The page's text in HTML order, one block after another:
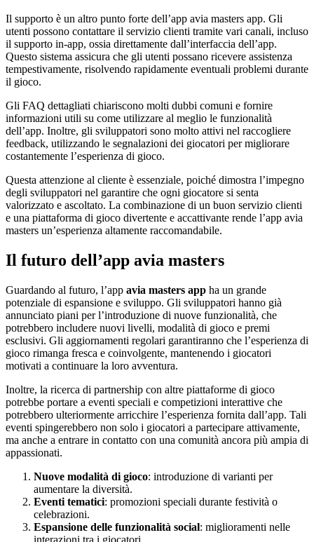
Il supporto è un altro punto forte dell’app avia masters app. Gli
utenti possono contattare il servizio clienti tramite vari canali, incluso
il supporto in-app, ossia direttamente dall’interfaccia dell’app.
Questo sistema assicura che gli utenti possano ricevere assistenza
tempestivamente, risolvendo rapidamente eventuali problemi durante
il gioco.
Gli FAQ dettagliati chiariscono molti dubbi comuni e fornire
informazioni utili su come utilizzare al meglio le funzionalità
dell’app. Inoltre, gli sviluppatori sono molto attivi nel raccogliere
feedback, utilizzando le segnalazioni dei giocatori per migliorare
costantemente l’esperienza di gioco.
Questa attenzione al cliente è essenziale, poiché dimostra l’impegno
degli sviluppatori nel garantire che ogni giocatore si senta
valorizzato e ascoltato. La combinazione di un buon servizio clienti
e una piattaforma di gioco divertente e accattivante rende l’app avia
masters un’esperienza altamente raccomandabile.
Il futuro dell’app avia masters
Guardando al futuro, l’app avia masters app ha un grande
potenziale di espansione e sviluppo. Gli sviluppatori hanno già
annunciato piani per l’introduzione di nuove funzionalità, che
potrebbero includere nuovi livelli, modalità di gioco e premi
esclusivi. Gli aggiornamenti regolari garantiranno che l’esperienza di
gioco rimanga fresca e coinvolgente, mantenendo i giocatori
motivati a continuare la loro avventura.
Inoltre, la ricerca di partnership con altre piattaforme di gioco
potrebbe portare a eventi speciali e competizioni interattive che
potrebbero ulteriormente arricchire l’esperienza fornita dall’app. Tali
eventi spingerebbero non solo i giocatori a partecipare attivamente,
ma anche a entrare in contatto con una comunità ancora più ampia di
appassionati.
Nuove modalità di gioco: introduzione di varianti per
aumentare la diversità.
Eventi tematici: promozioni speciali durante festività o
celebrazioni.
Espansione delle funzionalità social: miglioramenti nelle
interazioni tra i giocatori.